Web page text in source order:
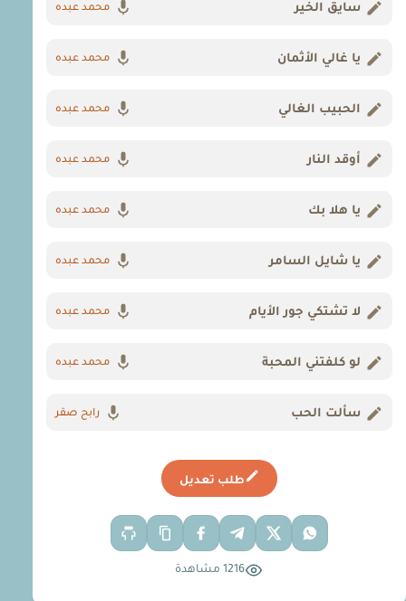
سايق الخير محمد عبده
يا غالي الأثمان محمد عبده
الحبيب الغالي محمد عبده
أوقد النار محمد عبده
يا هلا بك محمد عبده
يا شايل السامر محمد عبده
لا تشتكي جور الأيام محمد عبده
لو كلفتني المحبة محمد عبده
سألت الحب رابح صقر
طلب تعديل
1216 مشاهدة